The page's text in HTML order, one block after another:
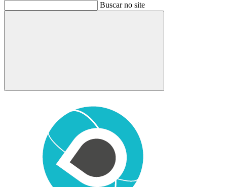
Buscar no site
Buscar